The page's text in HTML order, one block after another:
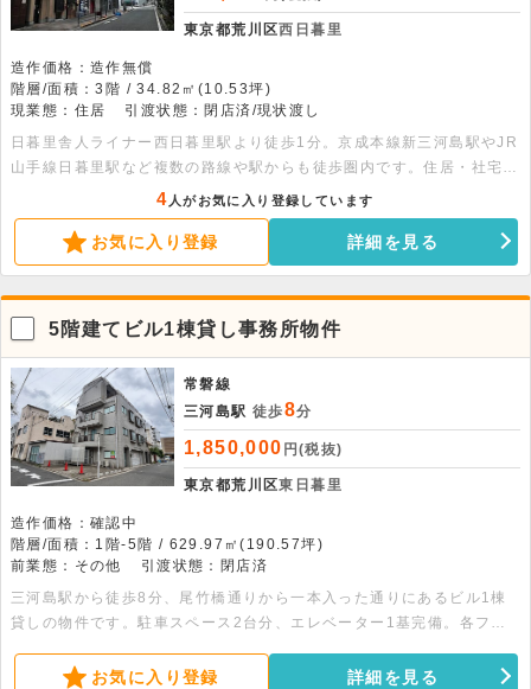
東京都荒川区西日暮里
造作価格：造作無償
階層/面積：3階 / 34.82㎡(10.53坪)
現業態：住居
引渡状態：閉店済/現状渡し
日暮里舎人ライナー西日暮里駅より徒歩1分。京成本線新三河島駅やJR
山手線日暮里駅など複数の路線や駅からも徒歩圏内です。住居・社宅、
ネイルサロンやパーソナルピラティススタジオにも物件です。2026年
4⽉リフォーム実施済できれいな状態です。
4 人がお気に入り登録しています
お気に入り登録 詳細を見る
5階建てビル1棟貸し事務所物件
常磐線
三河島駅 徒歩8分
1,850,000 円(税抜)
東京都荒川区東日暮里
造作価格：確認中
階層/面積：1階-5階 / 629.97㎡(190.57坪)
前業態：その他
引渡状態：閉店済
三河島駅から徒歩8分、尾竹橋通りから一本入った通りにあるビル1棟
貸しの物件です。駐車スペース2台分、エレベーター1基完備。各フロ
ャッター部分は5Mを超える間口です。事務所、作業場、スクールなど
お気に入り登録 詳細を見る